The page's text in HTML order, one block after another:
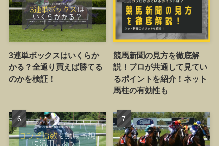
3連単ボックスはいくらか
かる？全通り買えば勝てる
のかを検証！
競馬新聞の見方を徹底解
説！プロが共通して見てい
るポイントを紹介！ネット
馬柱の有効性も